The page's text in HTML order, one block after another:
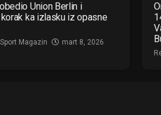
Union Berlin i
ka izlasku iz opasne
Magazin mart 8, 2026